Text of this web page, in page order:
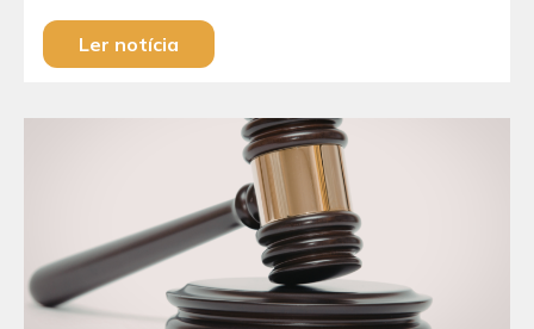
Ler notícia